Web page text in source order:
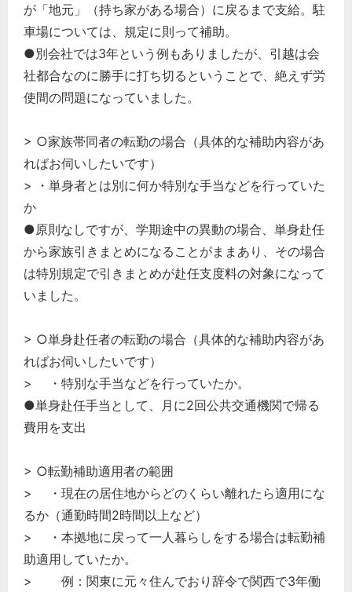
が「地元」（持ち家がある場合）に戻るまで支給。駐
車場については、規定に則って補助。
●別会社では3年という例もありましたが、引越は会
社都合なのに勝手に打ち切るということで、絶えず労
使間の問題になっていました。
> ○家族帯同者の転勤の場合（具体的な補助内容があ
ればお伺いしたいです）
> ・単身者とは別に何か特別な手当などを行っていた
か
●原則なしですが、学期途中の異動の場合、単身赴任
から家族引きまとめになることがままあり、その場合
は特別規定で引きまとめが赴任支度料の対象になって
いました。
> ○単身赴任者の転勤の場合（具体的な補助内容があ
ればお伺いしたいです）
> ・特別な手当などを行っていたか。
●単身赴任手当として、月に2回公共交通機関で帰る
費用を支出
> ○転勤補助適用者の範囲
> ・現在の居住地からどのくらい離れたら適用にな
るか（通勤時間2時間以上など）
> ・本拠地に戻って一人暮らしをする場合は転勤補
助適用していたか。
> 例：関東に元々住んでおり辞令で関西で3年働